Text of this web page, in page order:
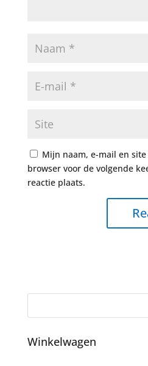
Mijn naam, e-mail en
browser voor de volgende
reactie plaats.
Winkelwagen